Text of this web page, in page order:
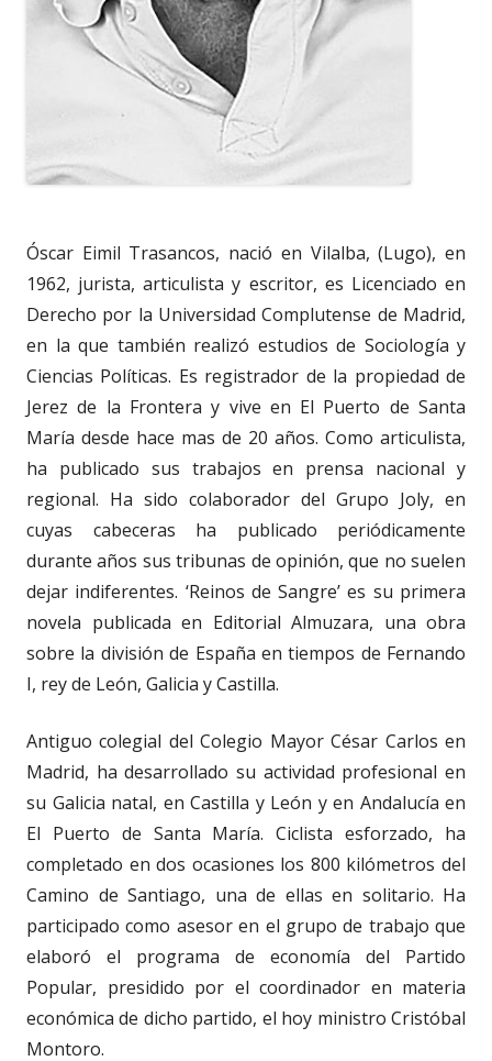
Óscar Eimil Trasancos, nació en Vilalba, (Lugo), en
1962, jurista, articulista y escritor, es Licenciado en
Derecho por la Universidad Complutense de Madrid,
en la que también realizó estudios de Sociología y
Ciencias Políticas. Es registrador de la propiedad de
Jerez de la Frontera y vive en El Puerto de Santa
María desde hace mas de 20 años. Como articulista,
ha publicado sus trabajos en prensa nacional y
regional. Ha sido colaborador del Grupo Joly, en
cuyas cabeceras ha publicado periódicamente
durante años sus tribunas de opinión, que no suelen
dejar indiferentes. ‘Reinos de Sangre’ es su primera
novela publicada en Editorial Almuzara, una obra
sobre la división de España en tiempos de Fernando
I, rey de León, Galicia y Castilla.
Antiguo colegial del Colegio Mayor César Carlos en
Madrid, ha desarrollado su actividad profesional en
su Galicia natal, en Castilla y León y en Andalucía en
El Puerto de Santa María. Ciclista esforzado, ha
completado en dos ocasiones los 800 kilómetros del
Camino de Santiago, una de ellas en solitario. Ha
participado como asesor en el grupo de trabajo que
elaboró el programa de economía del Partido
Popular, presidido por el coordinador en materia
económica de dicho partido, el hoy ministro Cristóbal
Montoro.